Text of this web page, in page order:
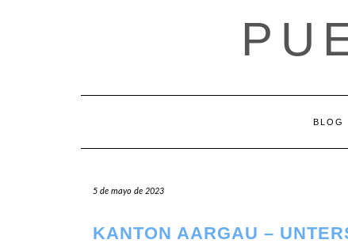
BLOG
5 de mayo de 2023
KANTON AARGAU –